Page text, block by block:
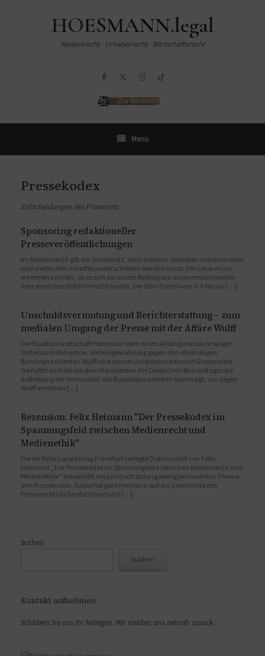
HOESMANN.legal
Medienrecht · Urheberrecht · Wirtschaftsrecht
Zur Beratung
Menü
Pressekodex
Entscheidungen des Presserats
Sponsoring redaktioneller
Presseveröffentlichungen
Im Medienrecht gilt der Grundsatz, dass deutlich zwischen redaktionellen
und werblichen Inhalten unterschieden werden muss. Der Leser muss
erkennen können, ob es sich bei einem Beitrag um einen redaktionellen
oder einen bezahlten Inhalt handelt. Der BGH (Urteil vom 6. Februar […]
Unschuldsvermutung und Berichterstattung – zum
medialen Umgang der Presse mit der Affäre Wulff
Die Staatsanwaltschaft Hannover sieht einen Anfangsverdacht wegen
Vorteilsannahme bzw. Vorteilsgewährung gegen den ehemaligen
Bundespräsidenten Wulff und seinen Unternehmerfreund Groenewold .
Sie hatte deshalb bei dem Präsidenten des Deutschen Bundestages die
Aufhebung der Immunität des Bundespräsidenten beantragt, um gegen
Wulff ermitteln […]
Rezension: Felix Heimann "Der Pressekodex im
Spannungsfeld zwischen Medienrecht und
Medienethik"
Die im Peter Lang Verlag Frankfurt verlegte Doktorarbeit von Felix
Heimann „Der Pressekodex im Spannungsfeld zwischen Medienrecht und
Medienethik“ behandelt ein juristisch bislang wenig behandeltes Thema –
den Pressekodex. Zunächst geht Heimann auf die Geschichte des
Presserechts in Deutschland und […]
Suchen
Suchen
Kontakt aufnehmen
Schildern Sie uns Ihr Anliegen. Wir melden uns zeitnah zurück.